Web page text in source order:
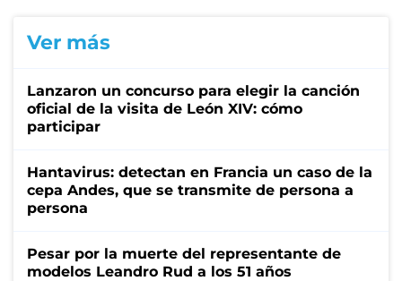
Ver más
Lanzaron un concurso para elegir la canción
oficial de la visita de León XIV: cómo
participar
Hantavirus: detectan en Francia un caso de la
cepa Andes, que se transmite de persona a
persona
Pesar por la muerte del representante de
modelos Leandro Rud a los 51 años